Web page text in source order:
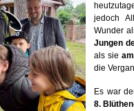
jedoch
Wunder
Jungen
als sie
die
Es war
8.